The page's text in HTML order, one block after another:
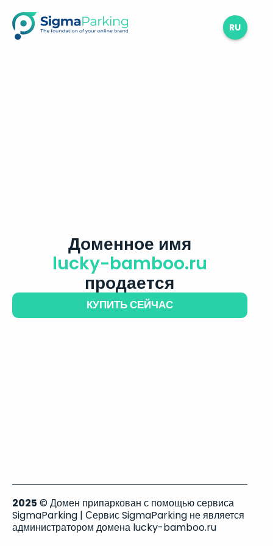
RU
Доменное имя
lucky-bamboo.ru
продается
КУПИТЬ СЕЙЧАС
2025 © Домен припаркован с помощью сервиса
SigmaParking | Сервис SigmaParking не является
администратором домена lucky-bamboo.ru